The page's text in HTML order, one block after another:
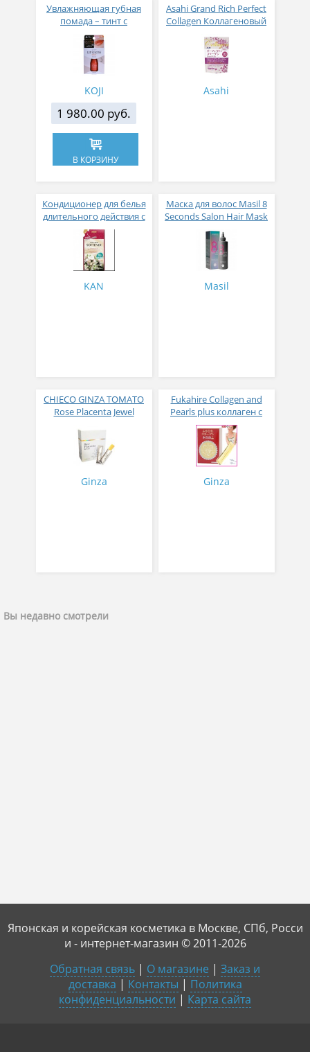
Увлажняющая губная
помада – тинт с
аппликатором KOJI,
Красно-оранжевый
KOJI
1 980.00 руб.
В КОРЗИНУ
Asahi Grand Rich Perfect
Collagen Коллагеновый
плацентой и
изофлавонами сои 228
гр
Asahi
Кондиционер для белья
длительного действия с
аромакапсулами с
экзотическим ароматом
500 мл
KAN
Маска для волос Masil 8
Seconds Salon Hair Mask
200 мл
Masil
CHIECO GINZA TOMATO
Rose Placenta Jewel
в желе № 30
Ginza
Fukahire Collagen and
Pearls plus коллаген с
жемчужным порошком
№ 30
Ginza
Вы недавно смотрели
Японская и корейская косметика в Москве, СПб, Росси
и - интернет-магазин © 2011-2026
Обратная связь | О магазине | Заказ и
доставка | Контакты | Политика
конфиденциальности | Карта сайта